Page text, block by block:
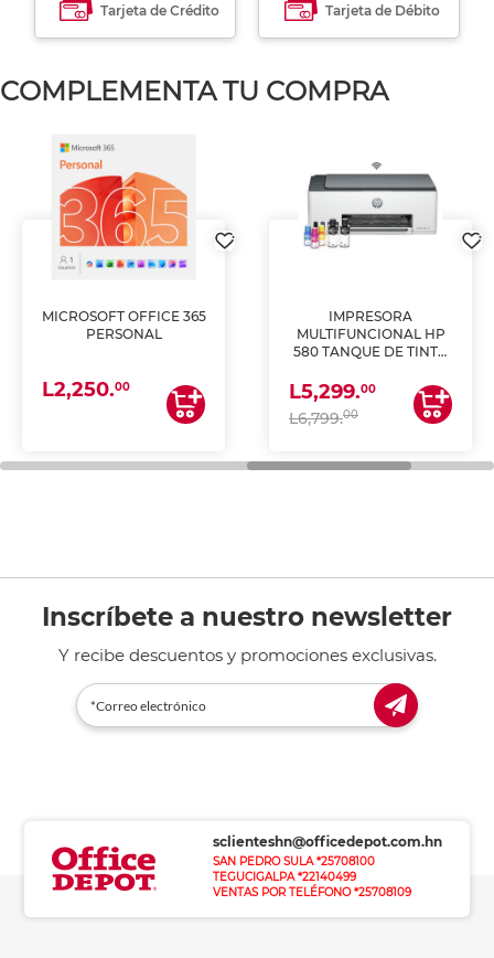
Tarjeta de Crédito Tarjeta de Débito
COMPLEMENTA TU COMPRA
MICROSOFT OFFICE 365
PERSONAL
L2,250.00
IMPRESORA
MULTIFUNCIONAL HP
580 TANQUE DE TINTA
ESCANEA)
L5,299.00
L6,799.00
Inscríbete a nuestro newsletter
Y recibe descuentos y promociones exclusivas.
sclienteshn@officedepot.com.hn
SAN PEDRO SULA *25708100
TEGUCIGALPA *22140499
VENTAS POR TELÉFONO *25708109